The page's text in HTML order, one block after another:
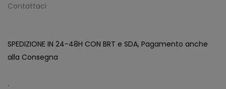
Contattaci
SPEDIZIONE IN 24-48H CON BRT e SDA, Pagamento anche
alla Consegna
.